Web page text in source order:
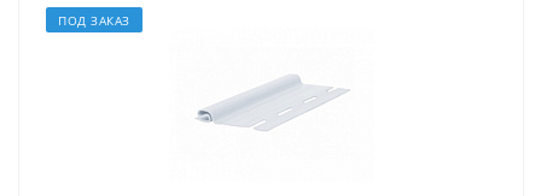
ПОД ЗАКАЗ